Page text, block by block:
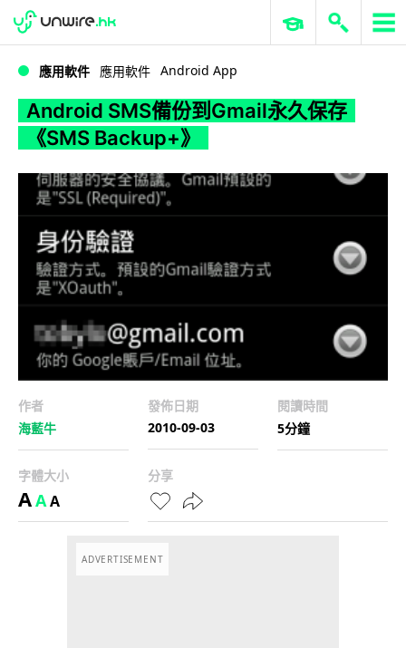
WWDC 2026 ERP 與商業 AI
應用軟件 應用軟件 Android App
Android SMS備份到Gmail永久保存
《SMS Backup+》
作者
海藍牛
發佈日期
2010-09-03
閱讀時間
5分鐘
字體大小
AAA
分享
ADVERTISEMENT